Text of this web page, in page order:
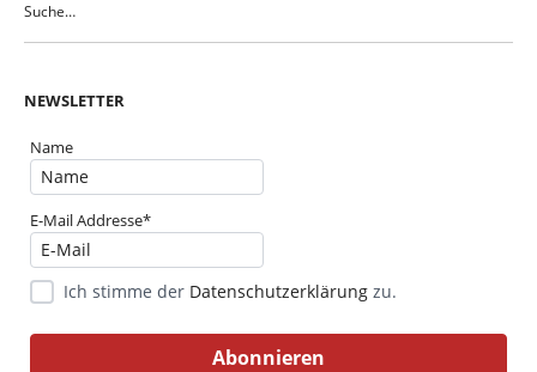
NEWSLETTER
Name
E-Mail Addresse*
Ich stimme der Datenschutzerklärung zu.